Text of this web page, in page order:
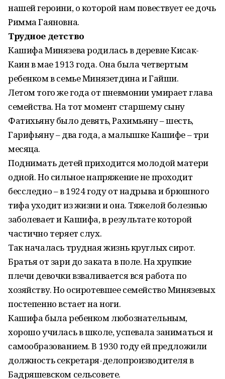
нашей героини, о которой нам повествует ее дочь
Римма Гаяновна.
Трудное детство
Кашифа Минязева родилась в деревне Кисак-
Каин в мае 1913 года. Она была четвертым
ребенком в семье Минязетдина и Гайши.
Летом того же года от пневмонии умирает глава
семейства. На тот момент старшему сыну
Фатихьяну было девять, Рахимьяну – шесть,
Гарифьяну – два года, а малышке Кашифе – три
месяца.
Поднимать детей приходится молодой матери
одной. Но сильное напряжение не проходит
бесследно – в 1924 году от надрыва и брюшного
тифа уходит из жизни и она. Тяжелой болезнью
заболевает и Кашифа, в результате которой
частично теряет слух.
Так началась трудная жизнь круглых сирот.
Братья от зари до заката в поле. На хрупкие
плечи девочки взваливается вся работа по
хозяйству. Но осиротевшее семейство Минязевых
постепенно встает на ноги.
Кашифа была ребенком любознательным,
хорошо училась в школе, успевала заниматься и
самообразованием. В 1930 году ей предложили
должность секретаря-делопроизводителя в
Бадряшевском сельсовете.